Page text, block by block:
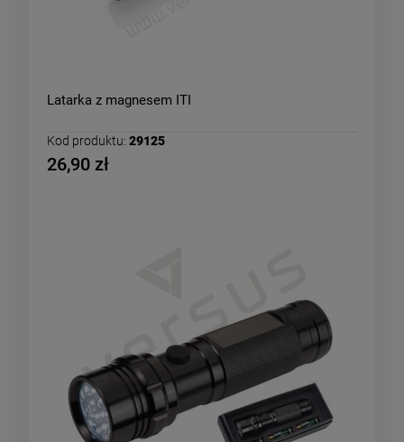
Latarka z magnesem ITI
Kod produktu: 29125
26,90 zł